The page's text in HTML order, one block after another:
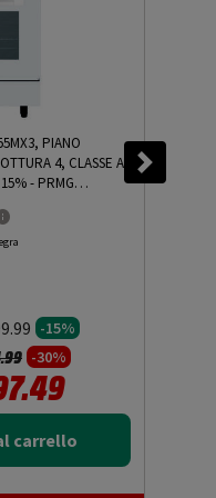
PIANO
4, CLASSE A
- PRMG
-15%
ridotto da
a-30%
carrello